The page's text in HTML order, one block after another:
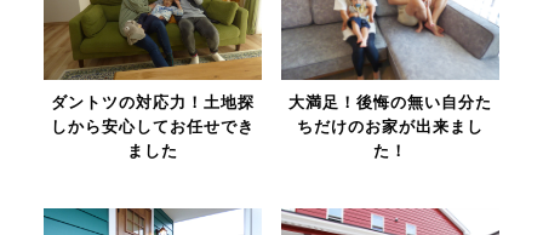
ダントツの対応力！土地探
しから安心してお任せでき
ました
大満足！後悔の無い自分た
ちだけのお家が出来まし
た！